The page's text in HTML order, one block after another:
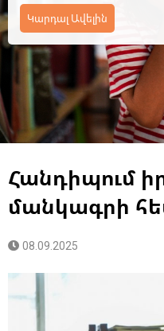
Կարդալ Ավելին
Հանդիպում
մանկագրի
08.09.2025